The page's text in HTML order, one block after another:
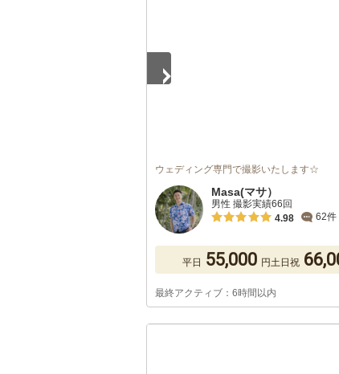
ウェディング専門で撮影いたします☆
Masa(マサ）
男性 撮影実績66回
4.98
62件
平日 55,000 円土日祝
最終アクティブ：6時間以内